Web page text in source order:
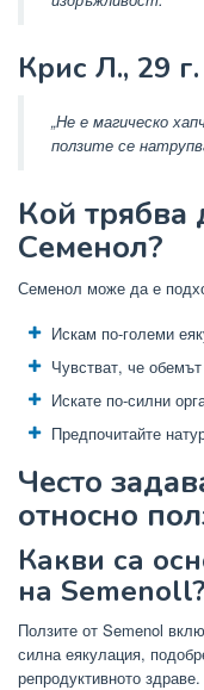
Крис Л., 29 г.
„Не е магическо
ползите се
Кой трябва
Семенол?
Семенол може да е
Искам по-големи
Чувстват, че
Искате по-силни
Предпочитайте
Често
относно
Какви са
на Semenoll?
Ползите от Semenol
силна еякулация,
репродуктивното здраве.